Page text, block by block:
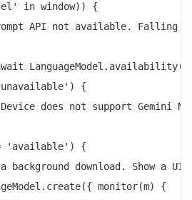
in window)) {
API not available. Falling
{
does not support Gemini
'available') {
background download. Show a UI.
monitor(m) {